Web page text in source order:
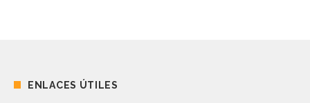
ENLACES ÚTILES